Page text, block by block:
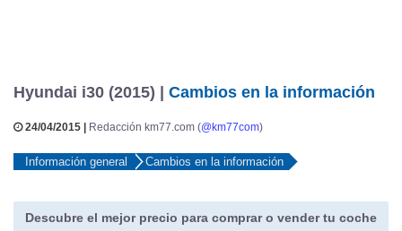
Hyundai i30 (2015) | Cambios en la información
24/04/2015 | Redacción km77.com (@km77com)
Información general Cambios en la información
Descubre el mejor precio para comprar o vender tu coche